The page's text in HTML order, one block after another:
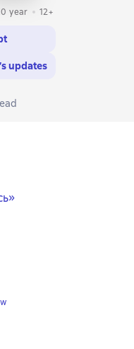
year 12+
updates